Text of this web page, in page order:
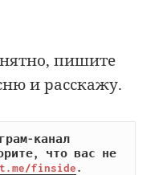
пишите
и расскажу.
канал
что вас не
finside.